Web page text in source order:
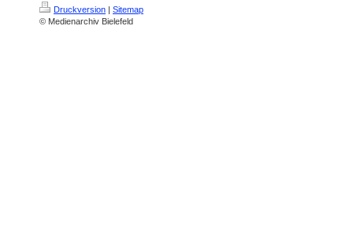
Druckversion | Sitemap
© Medienarchiv Bielefeld